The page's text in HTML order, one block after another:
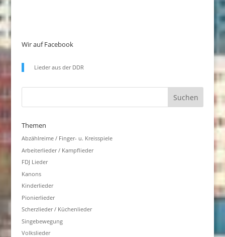
Wir auf Facebook
Lieder aus der DDR
Themen
Abzählreime / Finger- u. Kreisspiele
Arbeiterlieder / Kampflieder
FDJ Lieder
Kanons
Kinderlieder
Pionierlieder
Scherzlieder / Küchenlieder
Singebewegung
Volkslieder